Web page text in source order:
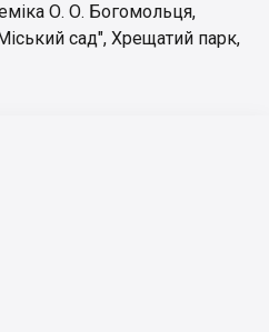
О. О. Богомольця,
сад", Хрещатий парк,